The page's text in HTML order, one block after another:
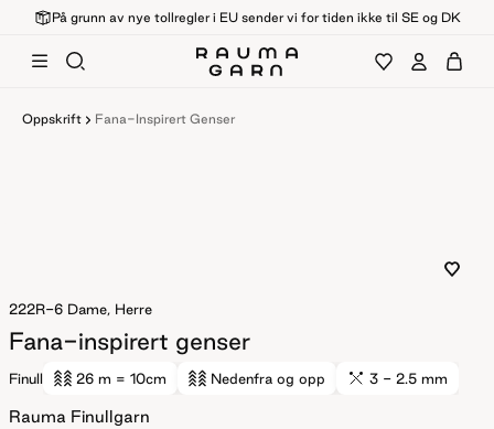
På grunn av nye tollregler i EU sender vi for tiden ikke til SE og DK
Oppskrift Fana-Inspirert Genser
222R-6 Dame, Herre
Fana-inspirert genser
Finull 26 m = 10cm Nedenfra og opp 3 - 2.5 mm
Rauma Finullgarn